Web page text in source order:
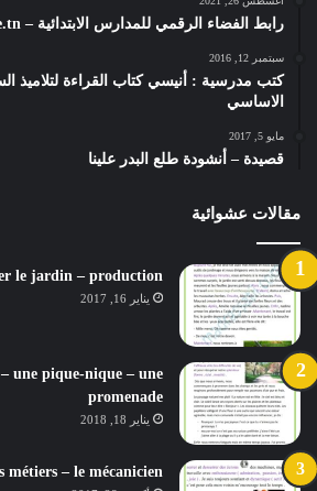
رابط الفضاء الرقمي للمدارس الابتدائية – CNTE www.ent.cnte.tn
سبتمبر 12, 2016
كتب مدرسية : أنيسي كتاب القراءة لتلاميذ
الاساسي
مايو 5, 2017
قصيدة – أنشودة طلع البدر علينا
مقالات عشوائية
le jardin – production
يناير 16, 2017
une pique-nique – une
promenade
يناير 18, 2018
métiers – le mécanicien